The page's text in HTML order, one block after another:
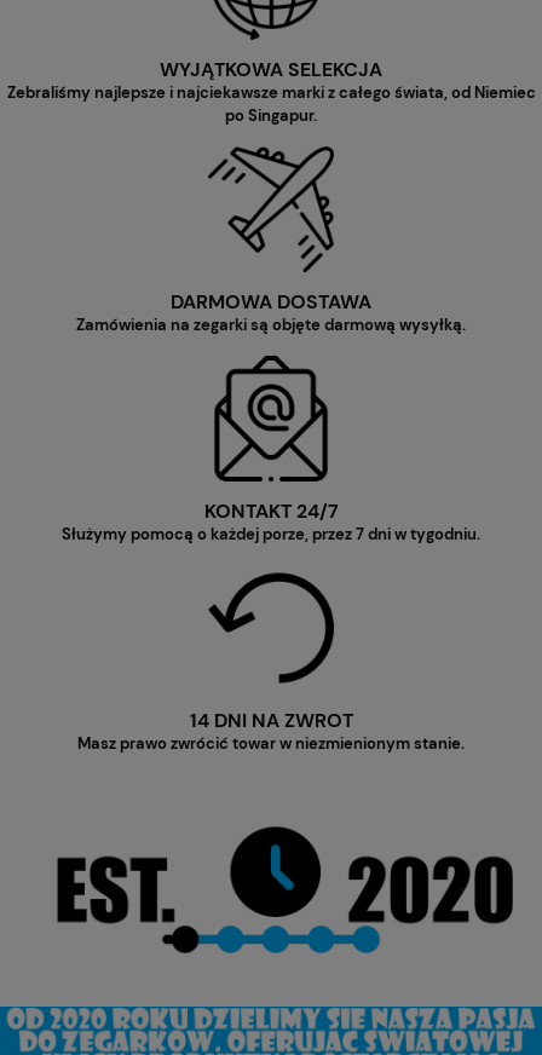
WYJĄTKOWA SELEKCJA
Zebraliśmy najlepsze i najciekawsze marki z całego świata, od Niemiec
po Singapur.
DARMOWA DOSTAWA
Zamówienia na zegarki są objęte darmową wysyłką.
KONTAKT 24/7
Służymy pomocą o każdej porze, przez 7 dni w tygodniu.
14 DNI NA ZWROT
Masz prawo zwrócić towar w niezmienionym stanie.